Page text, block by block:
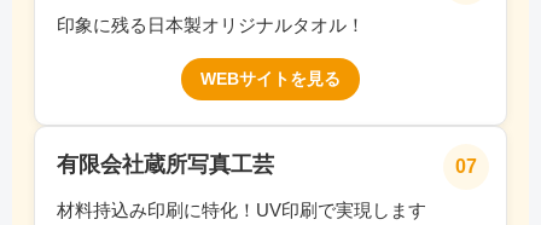
印象に残る日本製オリジナルタオル！
WEBサイトを見る
07
有限会社蔵所写真工芸
材料持込み印刷に特化！UV印刷で実現します